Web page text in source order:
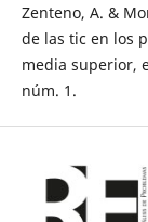
Zenteno, A. &
de las tic en los
media superior,
núm. 1.